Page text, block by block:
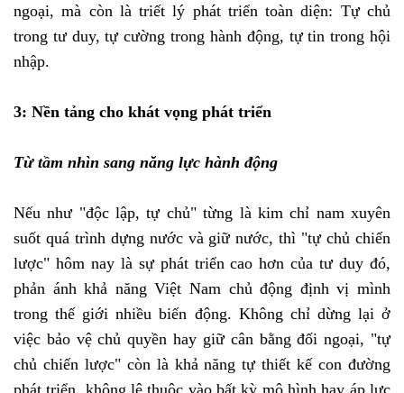
ngoại, mà còn là triết lý phát triển toàn diện: Tự chủ
trong tư duy, tự cường trong hành động, tự tin trong hội
nhập.
3: Nền tảng cho khát vọng phát triển
Từ tầm nhìn sang năng lực hành động
Nếu như "độc lập, tự chủ" từng là kim chỉ nam xuyên
suốt quá trình dựng nước và giữ nước, thì "tự chủ chiến
lược" hôm nay là sự phát triển cao hơn của tư duy đó,
phản ánh khả năng Việt Nam chủ động định vị mình
trong thế giới nhiều biến động. Không chỉ dừng lại ở
việc bảo vệ chủ quyền hay giữ cân bằng đối ngoại, "tự
chủ chiến lược" còn là khả năng tự thiết kế con đường